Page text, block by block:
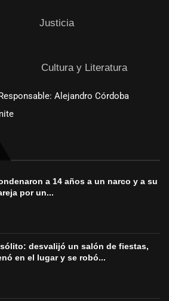
Justicia
Cultura y Literatura
Alejandro Córdoba
a 14 años a un narco y a su
por un...
desvalijó un salón de fiestas,
en el lugar y se robó...